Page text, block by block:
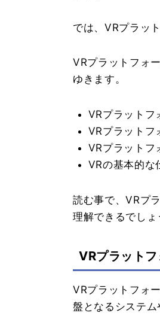
では、VRプラッ
VRプラットフォ
ゆきます。
VRプラットフ
VRプラットフ
VRプラットフ
VRの基本的な
読む事で、VRプ
理解できるでしょ
VRプラット
VRプラットフォ
盤となるシステム